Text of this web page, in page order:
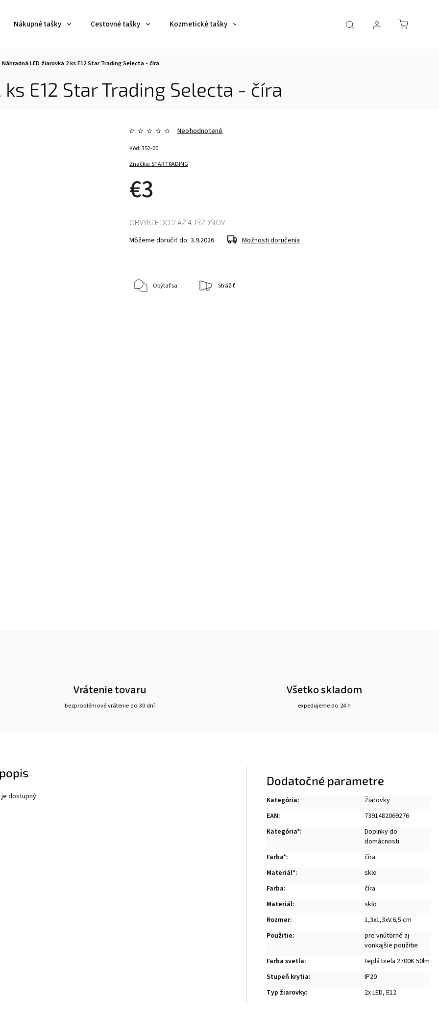
Nákupné tašky Cestovné tašky Kozmetické tašky Dáždniky a poncha Pre deti
Náhradná LED žiarovka 2 ks E12 Star Trading Selecta - číra
E12 Star Trading Selecta - číra
Značka:STAR TRADING
Neohodnotené
€3
Kód:352-00
OBVYKLE DO 2 AŽ 4 TÝŽDŇOV
Môžeme doručiť do: 3.9.2026 Možnosti doručenia
Opýtať sa Strážiť
Vrátenie tovaru
bezproblémové vrátenie do 30 dní
Všetko skladom
expedujeme do 24 h
dostupný
Dodatočné parametre
Kategória:
Žiarovky
EAN:
7391482069276
Kategória*:
Doplnky do
domácnosti
Farba*:
číra
Materiál*:
sklo
Farba:
číra
Materiál:
sklo
Rozmer:
1,3x1,3xV.6,5 cm
Použitie:
pre vnútorné aj
vonkajšie použitie
Farba svetla:
teplá biela 2700K 50lm
Stupeň krytia:
IP20
Typ žiarovky: 2x LED, E12